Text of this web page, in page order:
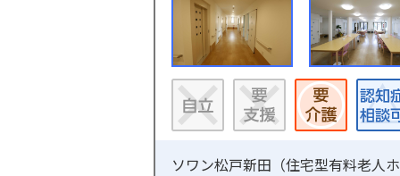
ソワン松戸新田（住宅型有料老人